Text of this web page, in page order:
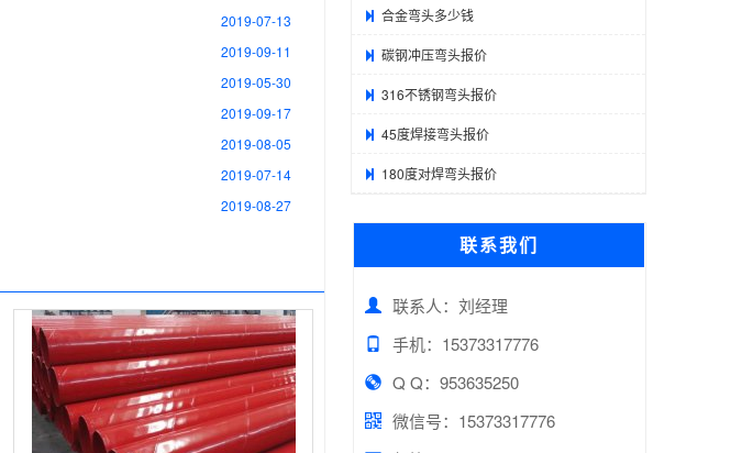
2019-07-13
2019-09-11
2019-05-30
2019-09-17
2019-08-05
2019-07-14
2019-08-27
合金弯头多少钱
碳钢冲压弯头报价
316不锈钢弯头报价
45度焊接弯头报价
180度对焊弯头报价
联系我们
联系人：刘经理
手机：15373317776
Q Q：953635250
微信号：15373317776